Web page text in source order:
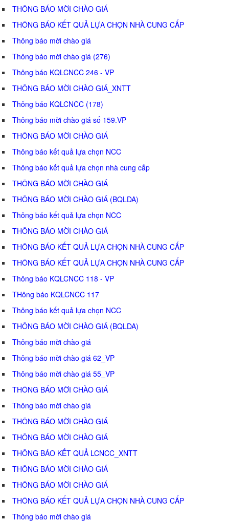
THÔNG BÁO MỜI CHÀO GIÁ
THÔNG BÁO KẾT QUẢ LỰA CHỌN NHÀ CUNG CẤP
Thông báo mời chào giá
Thông báo mời chào giá (276)
Thông báo KQLCNCC 246 - VP
THÔNG BÁO MỜI CHÀO GIÁ_XNTT
Thông báo KQLCNCC (178)
Thông báo mời chào giá số 159.VP
THÔNG BÁO MỜI CHÀO GIÁ
Thông báo kết quả lựa chọn NCC
Thông báo kết quả lựa chọn nhà cung cấp
THÔNG BÁO MỜI CHÀO GIÁ
THÔNG BÁO MỜI CHÀO GIÁ (BQLDA)
Thông báo kết quả lựa chọn NCC
THÔNG BÁO MỜI CHÀO GIÁ
THÔNG BÁO KẾT QUẢ LỰA CHỌN NHÀ CUNG CẤP
THÔNG BÁO KẾT QUẢ LỰA CHỌN NHÀ CUNG CẤP
Thông báo KQLCNCC 118 - VP
THông báo KQLCNCC 117
Thông báo kết quả lựa chọn NCC
THÔNG BÁO MỜI CHÀO GIÁ (BQLDA)
Thông báo mời chào giá
Thông báo mời chào giá 62_VP
Thông báo mời chào giá 55_VP
THÔNG BÁO MỜI CHÀO GIÁ
Thông báo mời chào giá
THÔNG BÁO MỜI CHÀO GIÁ
THÔNG BÁO MỜI CHÀO GIÁ
THÔNG BÁO KẾT QUẢ LCNCC_XNTT
THÔNG BÁO MỜI CHÀO GIÁ
THÔNG BÁO MỜI CHÀO GIÁ
THÔNG BÁO KẾT QUẢ LỰA CHỌN NHÀ CUNG CẤP
Thông báo mời chào giá